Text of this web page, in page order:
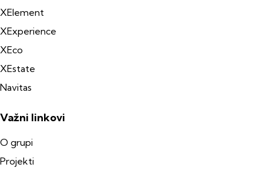
XElement
XExperience
XEco
XEstate
Navitas
Važni linkovi
O grupi
Projekti